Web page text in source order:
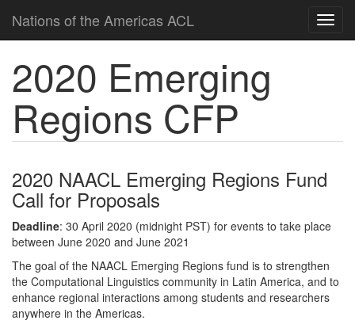
Nations of the Americas ACL
2020 Emerging
Regions CFP
2020 NAACL Emerging Regions Fund
Call for Proposals
Deadline: 30 April 2020 (midnight PST) for events to take place
between June 2020 and June 2021
The goal of the NAACL Emerging Regions fund is to strengthen
the Computational Linguistics community in Latin America, and to
enhance regional interactions among students and researchers
anywhere in the Americas.